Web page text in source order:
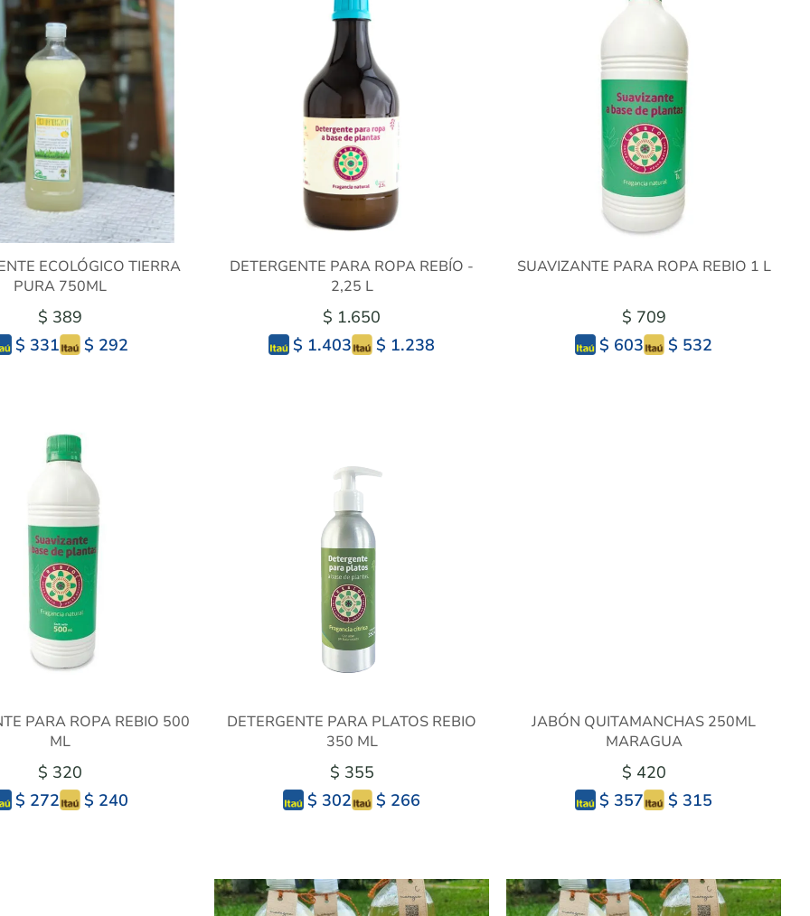
ECOLÓGICO TIERRA
PURA 750ML
$ 389
$ 331
$ 292
DETERGENTE PARA ROPA REBÍO -
2,25 L
$ 1.650
$ 1.403
$ 1.238
SUAVIZANTE PARA ROPA REBIO 1 L
$ 709
$ 603
$ 532
PARA ROPA REBIO 500
ML
$ 320
$ 272
$ 240
DETERGENTE PARA PLATOS REBIO
350 ML
$ 355
$ 302
$ 266
JABÓN QUITAMANCHAS 250ML
MARAGUA
$ 420
$ 357
$ 315